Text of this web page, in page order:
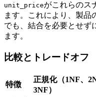
unit_priceがこれらのス
ます。これにより、製品
でも、結合を必要とせず
ます。
比較とトレードオフ
特徴
正規化（1NF、
3NF）